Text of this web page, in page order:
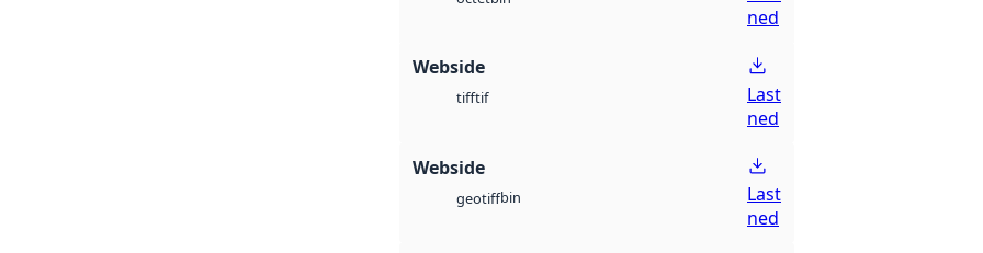
ned
Webside
tifftif
Last
ned
Webside
geotiffbin
Last
ned